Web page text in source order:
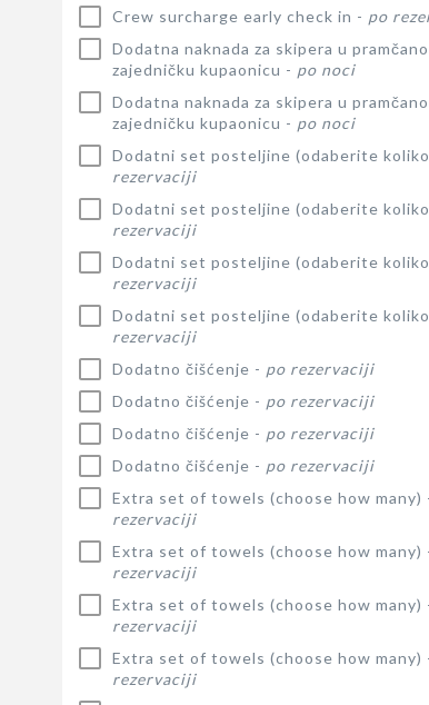
Crew surcharge early check in - po
Dodatna naknada za skipera u
zajedničku kupaonicu - po noci
Dodatna naknada za skipera u
zajedničku kupaonicu - po noci
Dodatni set posteljine (odaberite
rezervaciji
Dodatni set posteljine (odaberite
rezervaciji
Dodatni set posteljine (odaberite
rezervaciji
Dodatni set posteljine (odaberite
rezervaciji
Dodatno čišćenje - po rezervaciji
Dodatno čišćenje - po rezervaciji
Dodatno čišćenje - po rezervaciji
Dodatno čišćenje - po rezervaciji
Extra set of towels (choose how many)
rezervaciji
Extra set of towels (choose how many)
rezervaciji
Extra set of towels (choose how many)
rezervaciji
Extra set of towels (choose how many)
rezervaciji